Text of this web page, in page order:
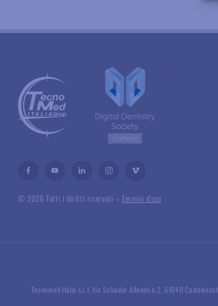
© 2026 Tutti i diritti riservati – Termini d’uso
Tecnomed Italia s.r.l. Via Salvador Allende n.2, 61040